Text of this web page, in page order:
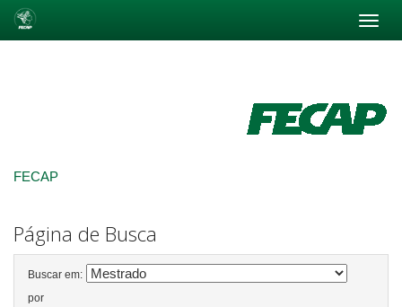
FECAP
Página de Busca
Buscar em:
por